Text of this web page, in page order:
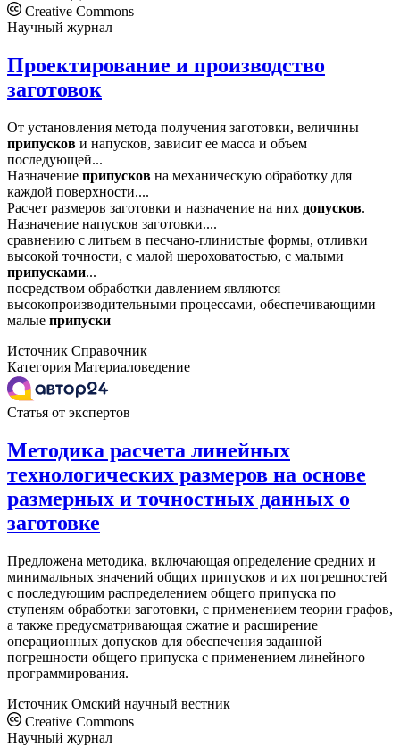
Creative Commons
Научный журнал
Проектирование и производство
заготовок
От установления метода получения заготовки, величины
припусков и напусков, зависит ее масса и объем
последующей...
Назначение припусков на механическую обработку для
каждой поверхности....
Расчет размеров заготовки и назначение на них допусков.
Назначение напусков заготовки....
сравнению с литьем в песчано-глинистые формы, отливки
высокой точности, с малой шероховатостью, с малыми
припусками...
посредством обработки давлением являются
высокопроизводительными процессами, обеспечивающими
малые припуски
Источник Справочник
Категория Материаловедение
Статья от экспертов
Методика расчета линейных
технологических размеров на основе
размерных и точностных данных о
заготовке
Предложена методика, включающая определение средних и
минимальных значений общих припусков и их погрешностей
с последующим распределением общего припуска по
ступеням обработки заготовки, с применением теории графов,
а также предусматривающая сжатие и расширение
операционных допусков для обеспечения заданной
погрешности общего припуска с применением линейного
программирования.
Источник Омский научный вестник
Creative Commons
Научный журнал